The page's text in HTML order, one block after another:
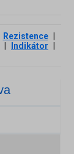
Rezistence
Indikátor